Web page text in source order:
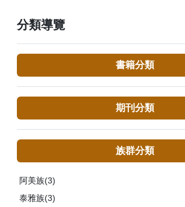
分類導覽
書籍分類
期刊分類
族群分類
阿美族(3)
泰雅族(3)